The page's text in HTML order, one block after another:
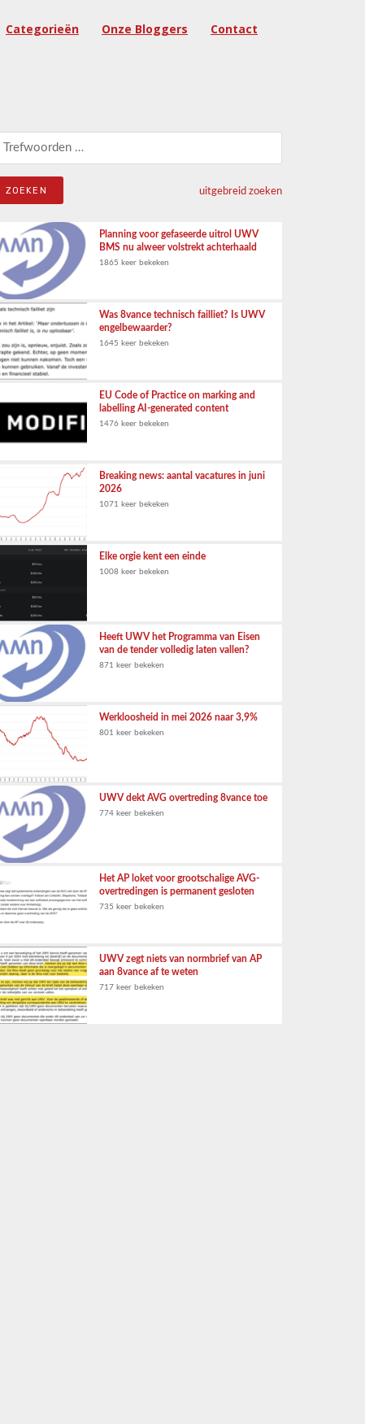
Categorieën Onze Bloggers Contact
naar:
uitgebreid zoeken
Planning voor gefaseerde uitrol UWV
BMS nu alweer volstrekt achterhaald
1865 keer bekeken
Was 8vance technisch failliet? Is UWV
engelbewaarder?
1645 keer bekeken
EU Code of Practice on marking and
labelling AI-generated content
1476 keer bekeken
Breaking news: aantal vacatures in juni
2026
1071 keer bekeken
Elke orgie kent een einde
1008 keer bekeken
Heeft UWV het Programma van Eisen
van de tender volledig laten vallen?
871 keer bekeken
Werkloosheid in mei 2026 naar 3,9%
801 keer bekeken
UWV dekt AVG overtreding 8vance toe
774 keer bekeken
Het AP loket voor grootschalige AVG-
overtredingen is permanent gesloten
735 keer bekeken
UWV zegt niets van normbrief van AP
aan 8vance af te weten
717 keer bekeken